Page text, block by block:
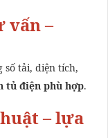
vấn –
số tải, diện tích,
tủ điện phù hợp.
– lựa